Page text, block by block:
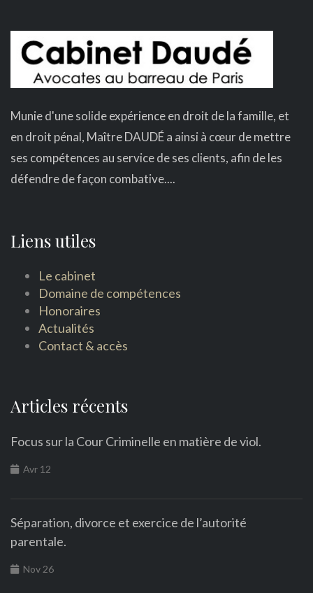
Munie d'une solide expérience en droit de la famille, et
en droit pénal, Maître DAUDÉ a ainsi à cœur de mettre
ses compétences au service de ses clients, afin de les
défendre de façon combative....
Liens utiles
Le cabinet
Domaine de compétences
Honoraires
Actualités
Contact & accès
Articles récents
Focus sur la Cour Criminelle en matière de viol.
Avr 12
Séparation, divorce et exercice de l’autorité
parentale.
Nov 26